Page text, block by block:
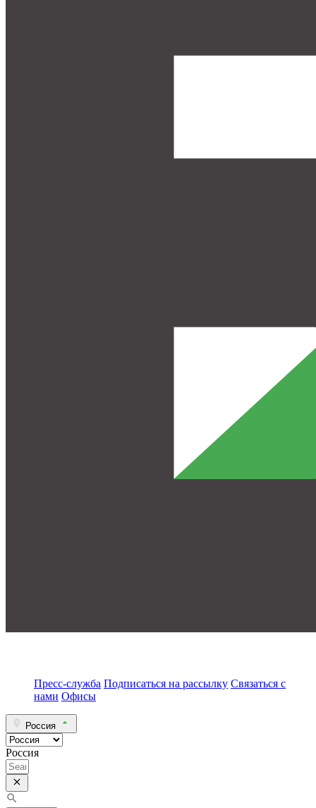
Пресс-служба Подписаться на рассылку Связаться с
нами Офисы
Россия
Россия